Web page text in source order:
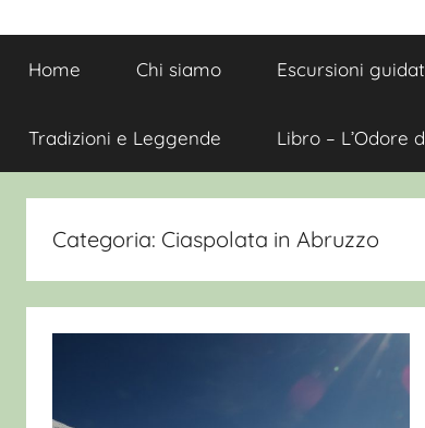
Home Chi siamo Escursioni
Tradizioni e Leggende Libro – L’Odore
Categoria: Ciaspolata in Abruzzo